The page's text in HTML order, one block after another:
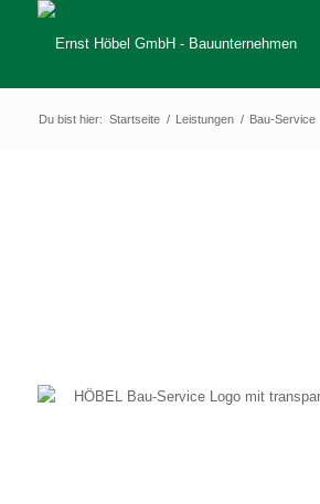
Du bist hier: Startseite / Leistungen / Bau-Service